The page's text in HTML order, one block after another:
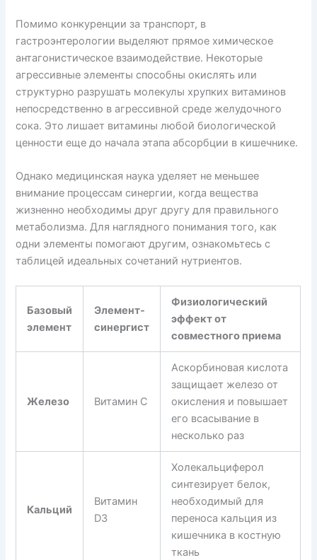
Помимо конкуренции за транспорт, в
гастроэнтерологии выделяют прямое химическое
антагонистическое взаимодействие. Некоторые
агрессивные элементы способны окислять или
структурно разрушать молекулы хрупких витаминов
непосредственно в агрессивной среде желудочного
сока. Это лишает витамины любой биологической
ценности еще до начала этапа абсорбции в кишечнике.
Однако медицинская наука уделяет не меньшее
внимание процессам синергии, когда вещества
жизненно необходимы друг другу для правильного
метаболизма. Для наглядного понимания того, как
одни элементы помогают другим, ознакомьтесь с
таблицей идеальных сочетаний нутриентов.
Базовый
элемент
Элемент-
синергист
Физиологический
эффект от
совместного приема
Железо Витамин С
Аскорбиновая кислота
защищает железо от
окисления и повышает
его всасывание в
несколько раз
Кальций
Витамин
D3
Холекальциферол
синтезирует белок,
необходимый для
переноса кальция из
кишечника в костную
ткань